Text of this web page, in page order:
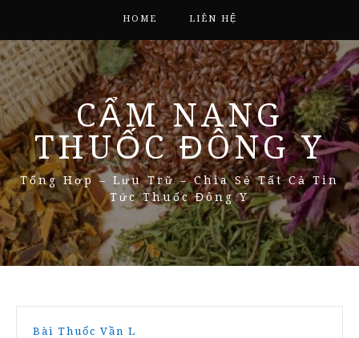
HOME LIÊN HỆ
CẨM NANG
THUỐC ĐÔNG Y
Tổng Hợp – Lưu Trữ – Chia Sẻ Tất Cả Tin
Tức Thuốc Đông Y
Bài Thuốc Vần L